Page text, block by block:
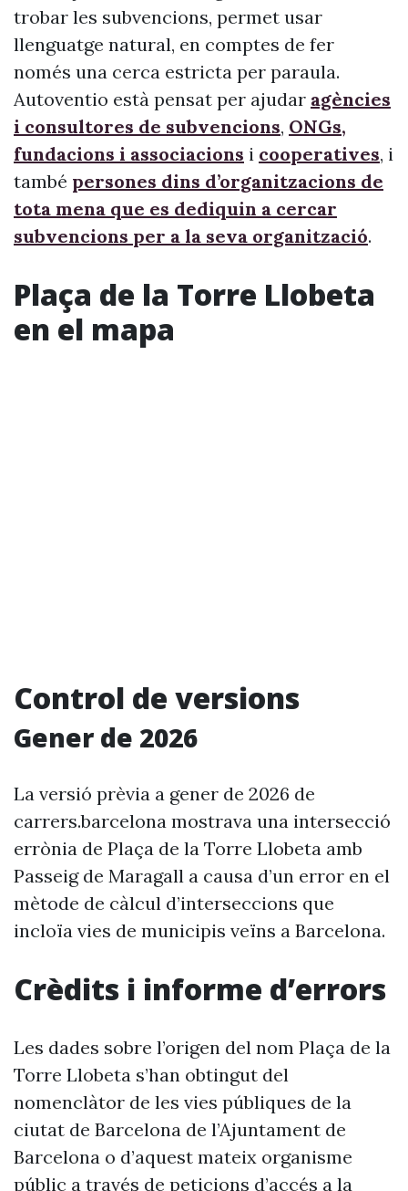
trobar les subvencions, permet usar
llenguatge natural, en comptes de fer
només una cerca estricta per paraula.
Autoventio està pensat per ajudar agències
i consultores de subvencions, ONGs,
fundacions i associacions i cooperatives, i
també persones dins d’organitzacions de
tota mena que es dediquin a cercar
subvencions per a la seva organització.
Plaça de la Torre Llobeta
en el mapa
Control de versions
Gener de 2026
La versió prèvia a gener de 2026 de
carrers.barcelona mostrava una intersecció
errònia de Plaça de la Torre Llobeta amb
Passeig de Maragall a causa d’un error en el
mètode de càlcul d’interseccions que
incloïa vies de municipis veïns a Barcelona.
Crèdits i informe d’errors
Les dades sobre l’origen del nom Plaça de la
Torre Llobeta s’han obtingut del
nomenclàtor de les vies públiques de la
ciutat de Barcelona de l’Ajuntament de
Barcelona o d’aquest mateix organisme
públic a través de peticions d’accés a la